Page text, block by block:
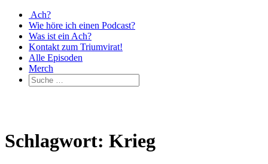
Ach?
Wie höre ich einen Podcast?
Was ist ein Ach?
Kontakt zum Triumvirat!
Alle Episoden
Merch
Schlagwort: Krieg